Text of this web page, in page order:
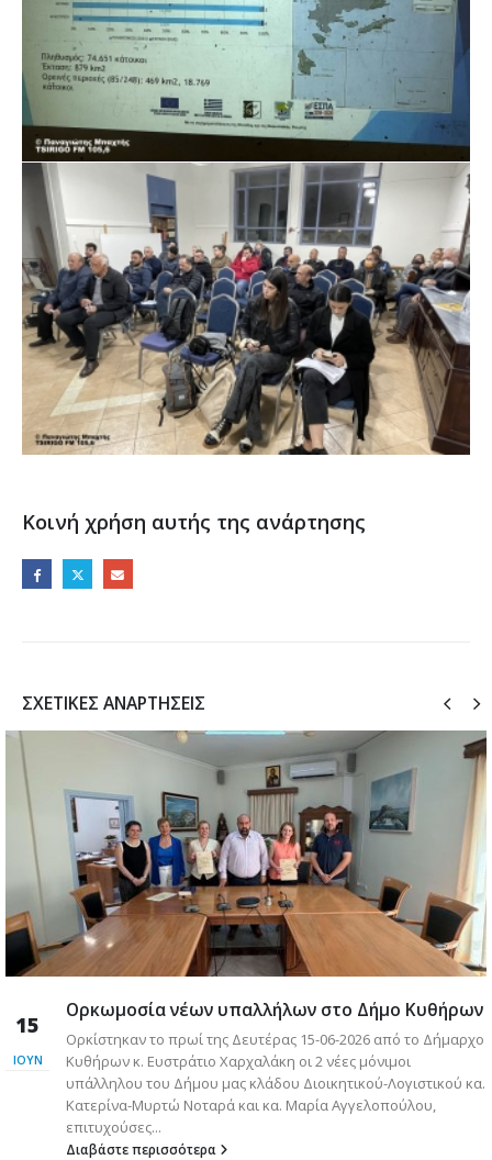
Κοινή χρήση αυτής της ανάρτησης
ΣΧΕΤΙΚΈΣ ΑΝΑΡΤΉΣΕΙΣ
15
ΙΟΎΝ
Ορκωμοσία νέων υπαλλήλων στο Δήμο Κυθήρων
Ορκίστηκαν το πρωί της Δευτέρας 15-06-2026 από το Δήμαρχο
Κυθήρων κ. Ευστράτιο Χαρχαλάκη οι 2 νέες μόνιμοι
υπάλληλου του Δήμου μας κλάδου Διοικητικού-Λογιστικού κα.
Κατερίνα-Μυρτώ Νοταρά και κα. Μαρία Αγγελοπούλου,
επιτυχούσες...
Διαβάστε περισσότερα